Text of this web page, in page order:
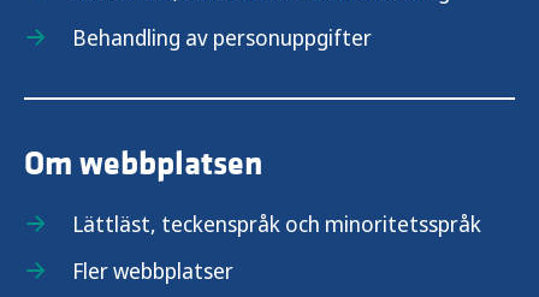
Behandling av personuppgifter
Om webbplatsen
Lättläst, teckenspråk och minoritetsspråk
Fler webbplatser